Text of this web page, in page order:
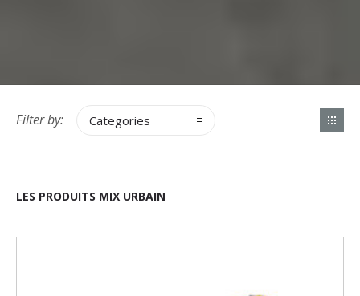
Filter by: Categories
LES PRODUITS MIX URBAIN